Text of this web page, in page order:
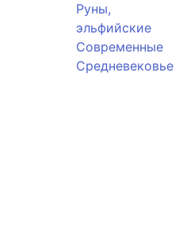
Руны,
эльфийские
Современные
Средневековье